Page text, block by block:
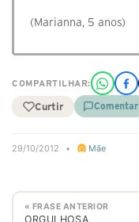
(Marianna, 5 anos)
COMPARTILHAR:
Curtir Comentar
29/10/2012 • Mãe
« FRASE ANTERIOR
ORGULHOSA